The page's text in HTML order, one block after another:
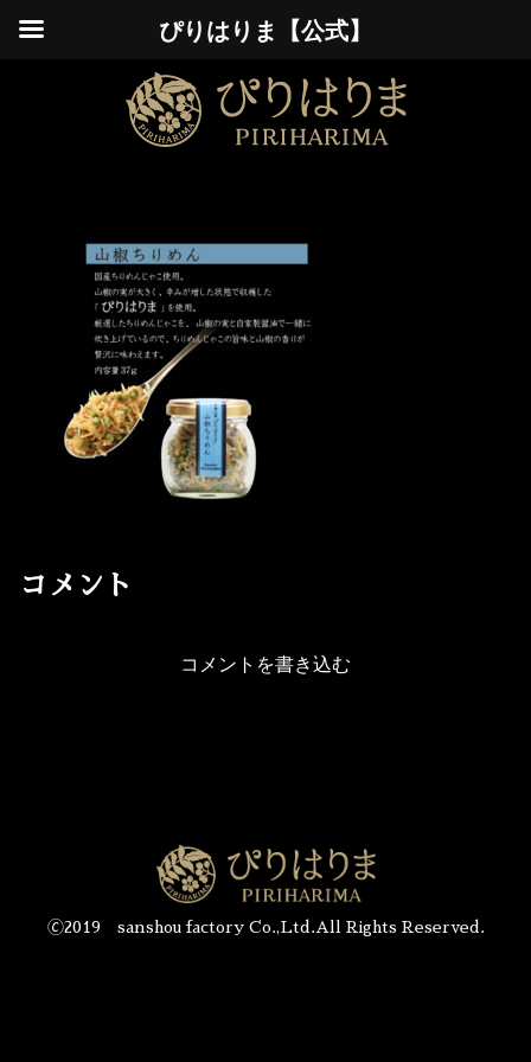
コメント
コメントを書き込む
🄫2019 sanshou factory Co.,Ltd.All Rights Reserved.
ぴりはりま【公式】